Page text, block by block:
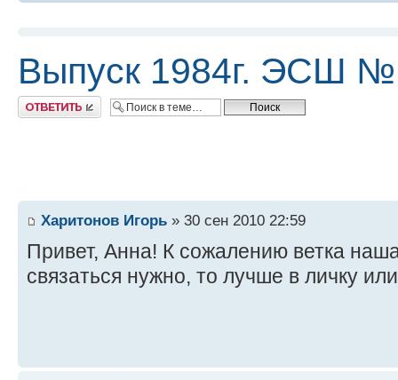
Выпуск 1984г. ЭСШ
Ответить
Харитонов Игорь » 30 сен 2010 22:59
Привет, Анна! К сожалению ветка
связаться нужно, то лучше в личку